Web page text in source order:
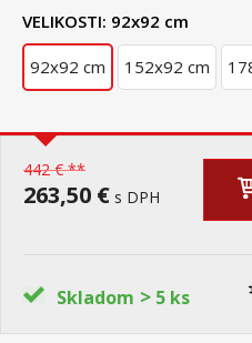
VELIKOSTI: 92x92 cm
92x92 cm 152x92 cm
442 € **
263,50 € s DPH
Skladom > 5 ks